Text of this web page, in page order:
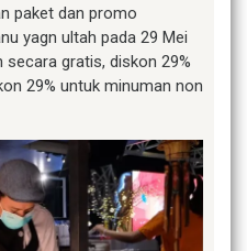
paket dan promo
yagn ultah pada 29 Mei
gratis, diskon 29%
29% untuk minuman non